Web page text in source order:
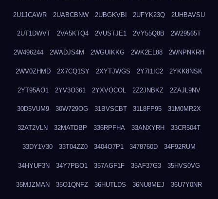
2U1JCAWR 2UABCBNW 2UBGKVBI 2UFYK23Q 2UHBAVSU
2UT1DWVT 2VA5KTQ4 2VUSTJE1 2VY55Q8B 2W29565T
2W496244 2WADJS4M 2WGUIKKG 2WK2EL88 2WNPNKRH
2WV0ZHMD 2X7CQ1SY 2XYTJWGS 2Y7I1IC2 2YKK8NSK
2YT95AO1 2YV3O361 2YXVOCOL 2Z2JNBKZ 2ZAJL9NV
30D5VUM9 30W729OG 31BVSCBT 31L8FP95 31M0MR2X
32AT2VLN 32MATDBP 336RPFHA 33ANXYRH 33CR504T
33DY1V30 33T04ZZ0 3404O7P1 3478760D 34F92RUM
34HYUF3N 34Y7PBO1 357AGF1F 35AF37G3 35HVS0VG
35MJZMAN 35O1QNFZ 36HUTLDS 36NU8MEJ 36U7Y0NR